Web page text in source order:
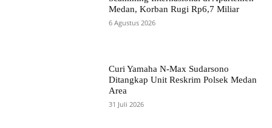
Medan, Korban Rugi Rp6,7 Miliar
6 Agustus 2026
Curi Yamaha N-Max Sudarsono
Ditangkap Unit Reskrim Polsek Medan
Area
31 Juli 2026